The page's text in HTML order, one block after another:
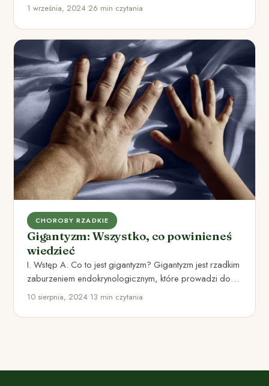
Guz chromochłonny nadnerczy to nowotwór,…
1 września, 2024•26 min czytania
CHOROBY RZADKIE
Gigantyzm: Wszystko, co powinieneś
wiedzieć
I. Wstęp A. Co to jest gigantyzm? Gigantyzm jest rzadkim
zaburzeniem endokrynologicznym, które prowadzi do
nadmiernego wzrostu ciała.…
10 sierpnia, 2024•13 min czytania